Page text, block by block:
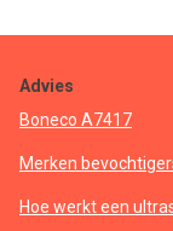
Advies
Boneco A7417
Merken
Hoe werkt een